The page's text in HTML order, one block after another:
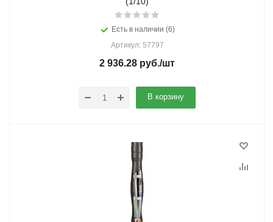
Есть в наличии (6)
Артикул: 57797
2 936.28 руб./шт
В корзину